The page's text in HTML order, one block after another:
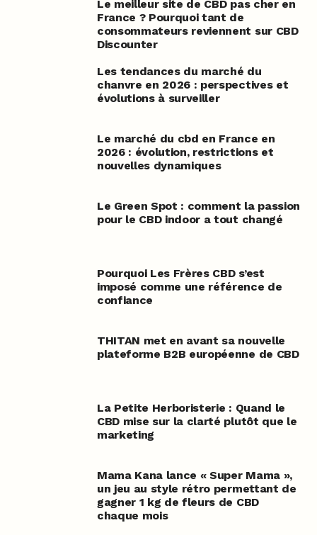
Le meilleur site de CBD pas cher en
France ? Pourquoi tant de
consommateurs reviennent sur CBD
Discounter
Les tendances du marché du
chanvre en 2026 : perspectives et
évolutions à surveiller
Le marché du cbd en France en
2026 : évolution, restrictions et
nouvelles dynamiques
Le Green Spot : comment la passion
pour le CBD indoor a tout changé
Pourquoi Les Frères CBD s’est
imposé comme une référence de
confiance
THITAN met en avant sa nouvelle
plateforme B2B européenne de CBD
La Petite Herboristerie : Quand le
CBD mise sur la clarté plutôt que le
marketing
Mama Kana lance « Super Mama »,
un jeu au style rétro permettant de
gagner 1 kg de fleurs de CBD
chaque mois